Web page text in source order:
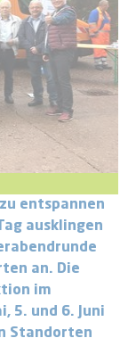
entspannen
ausklingen
an. Die
im
5. und 6. Juni
Standorten